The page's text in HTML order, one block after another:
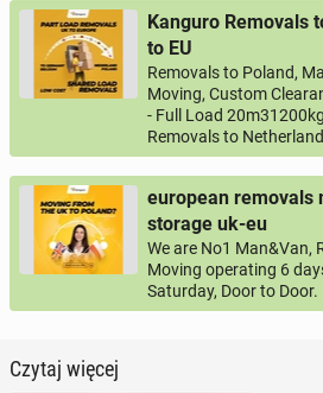
Kanguro Removals
to EU
Removals to Poland,
Moving, Custom
- Full Load
Removals to
european removals
storage uk-eu
We are No1 Man&Van,
Moving operating 6
Saturday, Door to Door.
Czytaj więcej